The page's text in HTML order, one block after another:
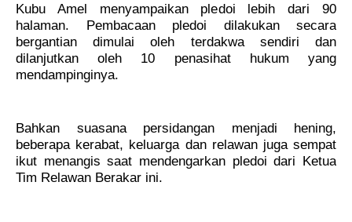
Kubu Amel menyampaikan pledoi lebih dari 90
halaman. Pembacaan pledoi dilakukan secara
bergantian dimulai oleh terdakwa sendiri dan
dilanjutkan oleh 10 penasihat hukum yang
mendampinginya.
Bahkan suasana persidangan menjadi hening,
beberapa kerabat, keluarga dan relawan juga sempat
ikut menangis saat mendengarkan pledoi dari Ketua
Tim Relawan Berakar ini.